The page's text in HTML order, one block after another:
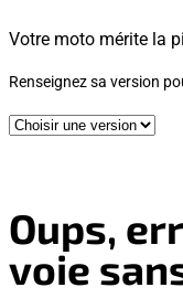
Votre moto mérite la
Renseignez sa version
Oups,
voie